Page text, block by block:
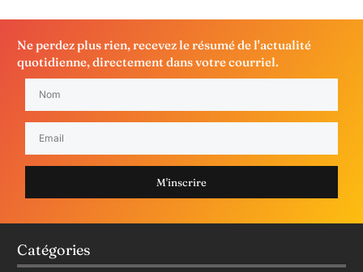
Ne perdez plus rien, recevez le résumé de l'actualité
quotidienne, directement dans votre courriel.
M'inscrire
Catégories